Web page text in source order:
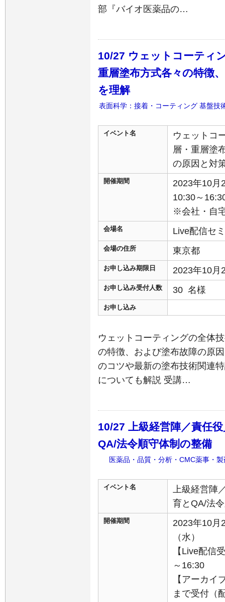
部『バイオ医薬品の…
10/27 ウェットコーティ
重層塗布方式各々の特徴
を理解
表面科学：接着・コーティング 基盤技
イベント名
ウェットコ
層・重層塗
の原因と対
開催期間
2023年10月
10:30～
※会社・自
会場名 Live配信セ
会場の住所 東京都
お申し込み期限日 2023年10月
お申し込み受付人数 30 名様
お申し込み
ウェットコーティングの全体
の特徴、および塗布故障の原
のコツや最新の塗布技術関連
についても解説 受講…
10/27 上級経営陣／責任
QA/法令順守体制の整備
医薬品・品質・分析・CMC薬事・製
イベント名
上級経営陣
育とQA/法
開催期間
2023年10月
（水）
【Live配信
～16:30
【アーカイ
まで受付（